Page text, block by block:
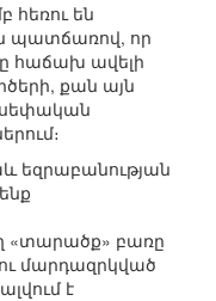
հեռու են
պատճառով, որ
հաճախ ավելի
քան այն
սեփական
եզրաբանության
«տարածք» բառը
ու մարդազրկված
է